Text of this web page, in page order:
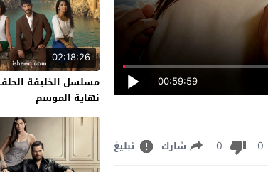
00:59:59
0
0 شارك تبليغ
02:18:26
نهاية الموسم